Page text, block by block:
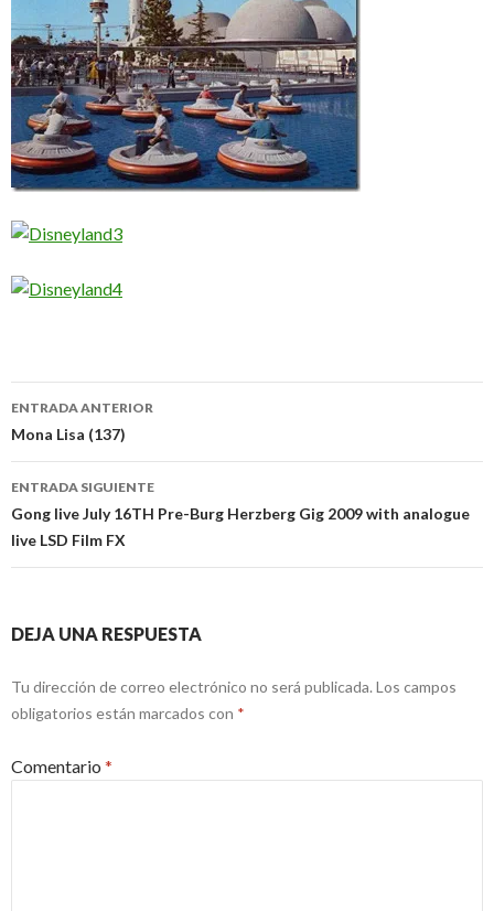
Navegación
de
entradas
ENTRADA ANTERIOR
Mona Lisa (137)
ENTRADA SIGUIENTE
Gong live July 16TH Pre-Burg Herzberg Gig 2009 with analogue
live LSD Film FX
DEJA UNA RESPUESTA
Tu dirección de correo electrónico no será publicada. Los campos
obligatorios están marcados con *
Comentario *